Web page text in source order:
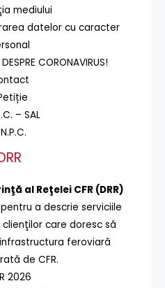
mediului
datelor cu caracter
CORONAVIRUS!
– SAL
al Reţelei CFR (DRR)
a descrie serviciile
care doresc să
feroviară
de CFR.
2026